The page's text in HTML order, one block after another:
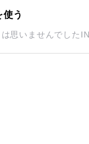
う
思いませんでし